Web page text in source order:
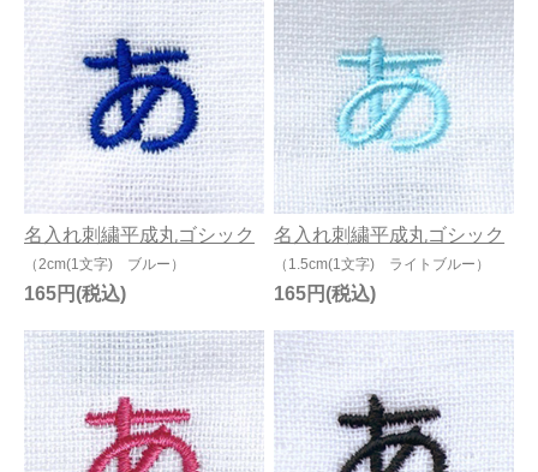
名入れ刺繍平成丸ゴシック
（2cm(1文字) ブルー）
165円
名入れ刺繍平成丸ゴシック
（1.5cm(1文字) ライトブルー）
165円